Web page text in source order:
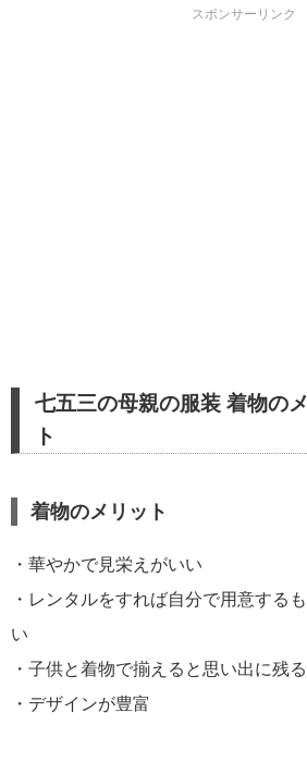
スポンサーリンク
七五三の母親の服装 着物の
ト
着物のメリット
・華やかで見栄えがいい
・レンタルをすれば自分で用意する
い
・子供と着物で揃えると思い出に残る
・デザインが豊富